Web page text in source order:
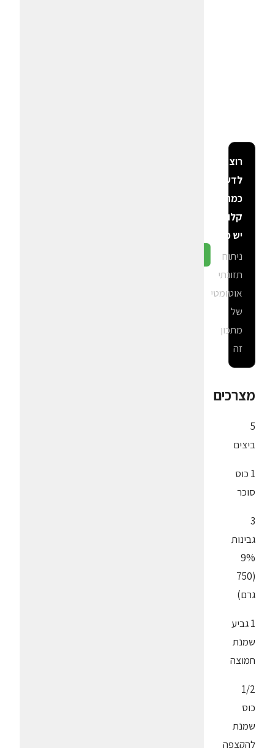
רוצה
לדעת
כמה
קלוריות
יש פה?
ניתוח
תזונתי
אוטומטי
של
מתכון
זה
מצרכים
5
ביצים
1 כוס
סוכר
3
גבינות
9%
(750
גרם)
1 גביע
שמנת
חמוצה
1/2
כוס
שמנת
להקצפה